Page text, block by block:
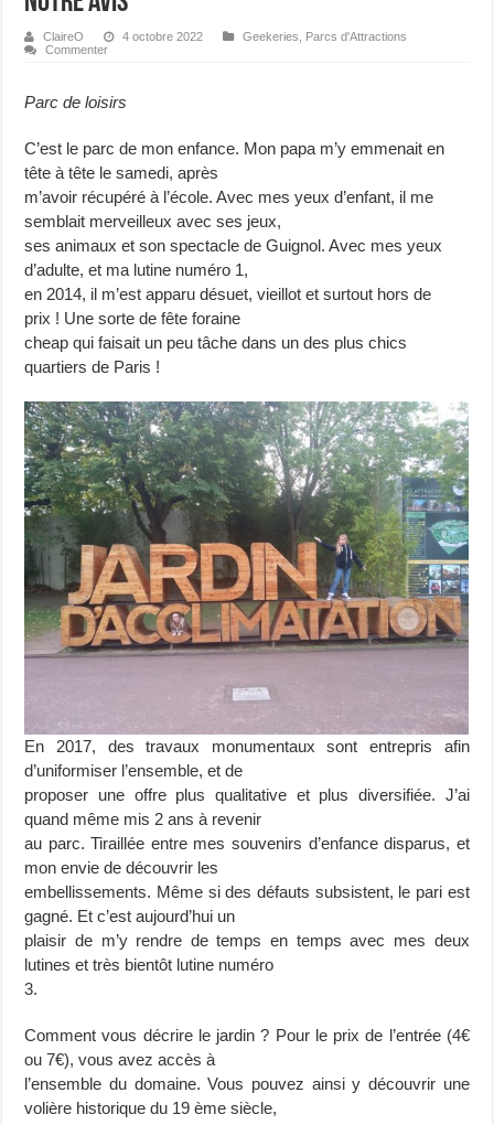
ClaireO 4 octobre 2022 Geekeries
Parcs d'Attractions
Commenter
Parc de loisirs
C’est le parc de mon enfance. Mon papa m’y emmenait en
tête à tête le samedi, après
m’avoir récupéré à l’école. Avec mes yeux d’enfant, il me
semblait merveilleux avec ses jeux,
ses animaux et son spectacle de Guignol. Avec mes yeux
d’adulte, et ma lutine numéro 1,
en 2014, il m’est apparu désuet, vieillot et surtout hors de
prix ! Une sorte de fête foraine
cheap qui faisait un peu tâche dans un des plus chics
quartiers de Paris !
En 2017, des travaux monumentaux sont entrepris afin
d’uniformiser l’ensemble, et de
proposer une offre plus qualitative et plus diversifiée. J’ai
quand même mis 2 ans à revenir
au parc. Tiraillée entre mes souvenirs d’enfance disparus, et
mon envie de découvrir les
embellissements. Même si des défauts subsistent, le pari est
gagné. Et c’est aujourd’hui un
plaisir de m’y rendre de temps en temps avec mes deux
lutines et très bientôt lutine numéro
3.
Comment vous décrire le jardin ? Pour le prix de l’entrée (4€
ou 7€), vous avez accès à
l’ensemble du domaine. Vous pouvez ainsi y découvrir une
volière historique du 19 ème siècle,